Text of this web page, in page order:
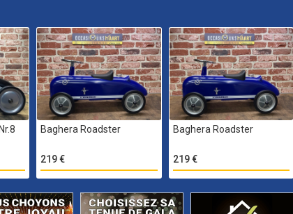
Baghera Roadster
219 €
Baghera Roadster
219 €